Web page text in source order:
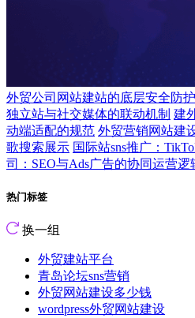
外贸公司网站建站的底层安全防
独立站与社交媒体的联动机制 建
动端适配的规范 外贸营销网站建
歌搜索展示 国际站sns推广：
司：SEO与Ads广告的协同运营逻
热门标签
换一组
外贸建站平台
青岛论坛sns营销
外贸网站建设多少钱
wordpress外贸网站建设